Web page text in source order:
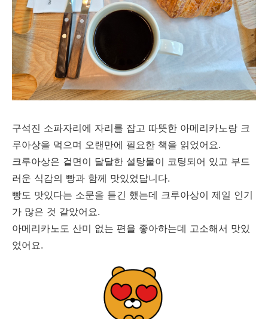
구석진 소파자리에 자리를 잡고 따뜻한 아메리카노랑 크
루아상을 먹으며 오랜만에 필요한 책을 읽었어요.
크루아상은 겉면이 달달한 설탕물이 코팅되어 있고 부드
러운 식감의 빵과 함께 맛있었답니다.
빵도 맛있다는 소문을 듣긴 했는데 크루아상이 제일 인기
가 많은 것 같았어요.
아메리카노도 산미 없는 편을 좋아하는데 고소해서 맛있
었어요.